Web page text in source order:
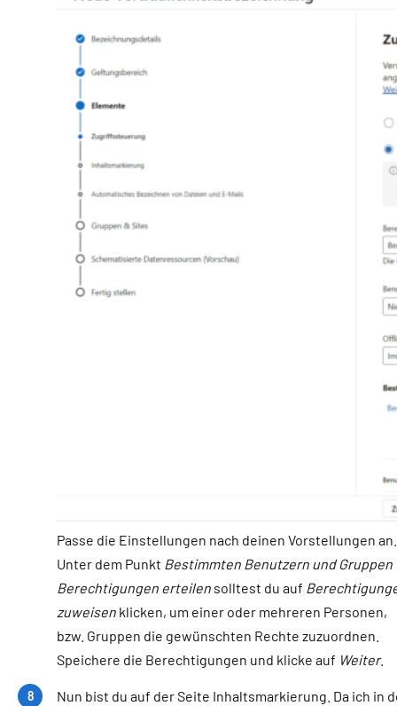
Passe die Einstellungen nach deinen Vorstellungen an.
Unter dem Punkt Bestimmten Benutzern und Gruppen
Berechtigungen erteilen solltest du auf
zuweisen klicken, um einer oder mehreren Personen,
bzw. Gruppen die gewünschten Rechte zuzuordnen.
Speichere die Berechtigungen und klicke auf Weiter.
Nun bist du auf der Seite Inhaltsmarkierung. Da ich in